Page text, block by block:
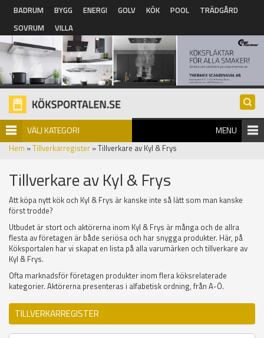
Hoppa till huvudinnehåll
BADRUM BYGG ENERGI GOLV KÖK POOL
TRÄDGÅRD
SOVRUM
VILLA
VÄLJ KATEGORI MENU
Hem »Tillverkarregister » Tillverkare av Kyl & Frys
Tillverkare av Kyl & Frys
Att köpa nytt kök och Kyl & Frys är kanske inte så lätt som man kanske
först trodde?
Utbudet är stort och aktörerna inom Kyl & Frys är många och de allra
flesta av företagen är både seriösa och har snygga produkter. Här, på
Köksportalen har vi skapat en lista på alla varumärken och tillverkare av
Kyl & Frys.
Ofta marknadsför företagen produkter inom flera köksrelaterade
kategorier. Aktörerna presenteras i alfabetisk ordning, från A-Ö.
TILLVERKARREGISTER